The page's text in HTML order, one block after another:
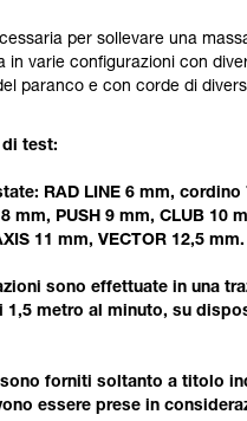
ed un addestramento
con un professionista la
di rifare la manovra, da
Ne possono esistere altre
per sollevare una
in varie configurazioni con
paranco e con corde di
test:
RAD LINE 6 mm, cordino
mm, PUSH 9 mm, CLUB 10
11 mm, VECTOR 12,5 mm.
sono effettuate in una
1,5 metro al minuto, su
forniti soltanto a titolo
essere prese in